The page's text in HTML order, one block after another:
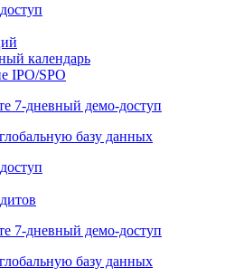
календарь
IPO/SPO
7-дневный демо-доступ
базу данных
7-дневный демо-доступ
базу данных